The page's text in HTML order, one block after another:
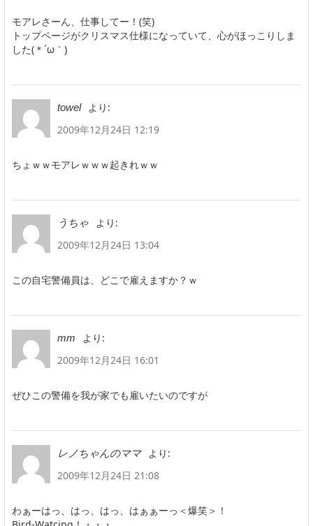
モアレさーん、仕事してー！(笑)
トップページがクリスマス仕様になっていて、心がほっこりしま
した(＊´ω｀)
towel
より:
2009年12月24日 12:19
ちょｗｗモアレｗｗｗ起きれｗｗ
うちゃ
より:
2009年12月24日 13:04
この自宅警備員は、どこで雇えますか？ｗ
mm
より:
2009年12月24日 16:01
ぜひこの警備を我が家でも雇いたいのですが
レノちゃんのママ
より:
2009年12月24日 21:08
わぁーはっ、はっ、はっ、はぁぁーっ＜爆笑＞！